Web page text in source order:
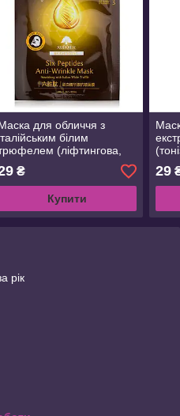
для обличчя з
білим
(ліфтингова,
поживна,
30 ml
₴
Купити
29
рік